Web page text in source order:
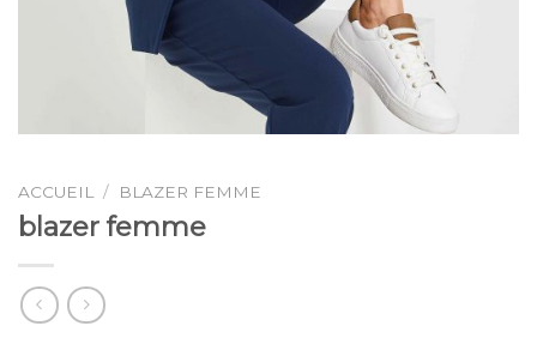
ACCUEIL / BLAZER FEMME
blazer femme